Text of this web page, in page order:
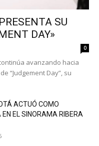
SU
DAY»
0
avanzando hacia
“Judgement Day”, su
ACTUÓ COMO
EN EL SINORAMA RIBERA